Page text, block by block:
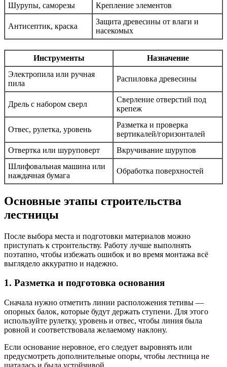
Шурупы, саморезы
Крепление элементов
Антисептик, краска
Защита древесины от влаги и
насекомых
Инструменты
Назначение
Электропила или ручная
пила
Распиловка древесины
Дрель с набором сверл
Сверление отверстий под
крепеж
Отвес, рулетка, уровень
Разметка и проверка
вертикалей/горизонталей
Отвертка или шуруповерт
Вкручивание шурупов
Шлифовальная машина или
наждачная бумага
Обработка поверхностей
Основные этапы строительства
лестницы
После выбора места и подготовки материалов можно
приступать к строительству. Работу лучше выполнять
поэтапно, чтобы избежать ошибок и во время монтажа всё
выглядело аккуратно и надежно.
1. Разметка и подготовка основания
Сначала нужно отметить линии расположения тетивы —
опорных балок, которые будут держать ступени. Для этого
используйте рулетку, уровень и отвес, чтобы линия была
ровной и соответствовала желаемому наклону.
Если основание неровное, его следует выровнять или
предусмотреть дополнительные опоры, чтобы лестница не
шаталась и была устойчивой.